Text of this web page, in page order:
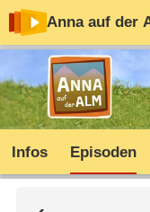
Anna auf der
Infos Episoden